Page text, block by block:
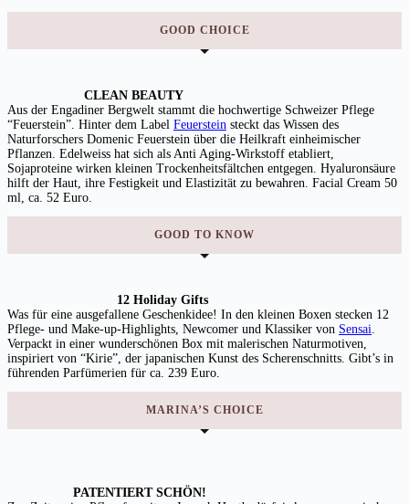
GOOD CHOICE
CLEAN BEAUTY
Aus der Engadiner Bergwelt stammt die hochwertige Schweizer Pflege
“Feuerstein”. Hinter dem Label Feuerstein steckt das Wissen des
Naturforschers Domenic Feuerstein über die Heilkraft einheimischer
Pflanzen. Edelweiss hat sich als Anti Aging-Wirkstoff etabliert,
Sojaproteine wirken kleinen Trockenheitsfältchen entgegen. Hyaluronsäure
hilft der Haut, ihre Festigkeit und Elastizität zu bewahren. Facial Cream 50
ml, ca. 52 Euro.
GOOD TO KNOW
12 Holiday Gifts
Was für eine ausgefallene Geschenkidee! In den kleinen Boxen stecken 12
Pflege- und Make-up-Highlights, Newcomer und Klassiker von Sensai.
Verpackt in einer wunderschönen Box mit malerischen Naturmotiven,
inspiriert von “Kirie”, der japanischen Kunst des Scherenschnitts. Gibt’s in
führenden Parfümerien für ca. 239 Euro.
MARINA’S CHOICE
PATENTIERT SCHÖN!